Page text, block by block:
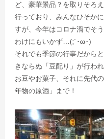
ど、豪華景品？を取りそろ
行っており、みんなひそか
すが、今年はコロナ渦でそ
わけにもいかず…(;´･ω･)
それでも季節の行事だから
きならぬ「豆配り」が行われ
お豆やお菓子、それに先代
年物の原酒」まで！